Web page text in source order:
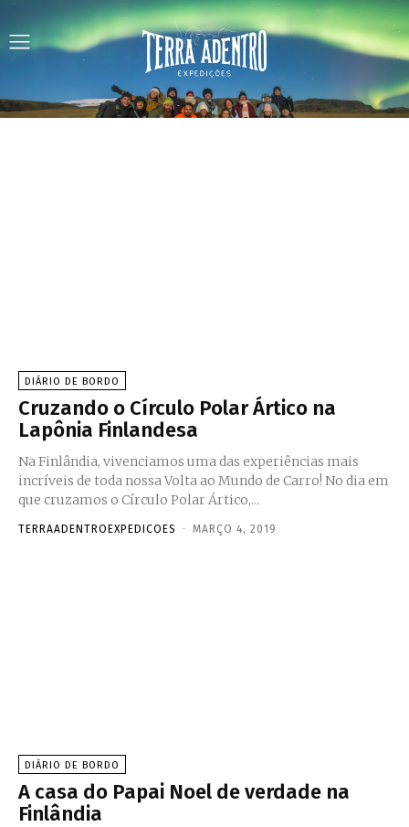
DIÁRIO DE BORDO
Cruzando o Círculo Polar Ártico na
Lapônia Finlandesa
Na Finlândia, vivenciamos uma das experiências mais
incríveis de toda nossa Volta ao Mundo de Carro! No dia em
que cruzamos o Círculo Polar Ártico,...
TERRAADENTROEXPEDICOES - MARÇO 4, 2019
DIÁRIO DE BORDO
A casa do Papai Noel de verdade na
Finlândia